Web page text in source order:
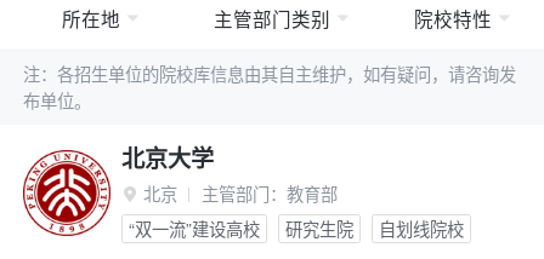
所在地 主管部门类别 院校特性
注：各招生单位的院校库信息由其自主维护，如有疑问，请咨询发
布单位。
北京大学
 北京 主管部门： 教育部
“双一流”建设高校
研究生院 自划线院校